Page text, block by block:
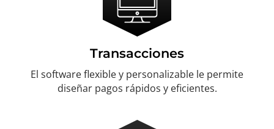
Transacciones
El software flexible y personalizable le permite
diseñar pagos rápidos y eficientes.